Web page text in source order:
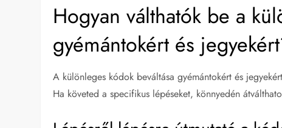
Hogyan válthatók be a
gyémántokért és
A különleges kódok beváltása gyémántokért és
Ha követed a specifikus lépéseket, könnyedén